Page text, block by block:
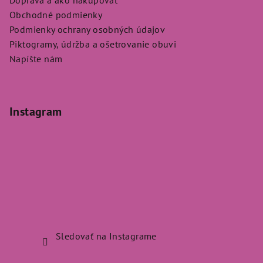
Obchodné podmienky
Podmienky ochrany osobných údajov
Piktogramy, údržba a ošetrovanie obuvi
Napíšte nám
Instagram
Sledovať na Instagrame